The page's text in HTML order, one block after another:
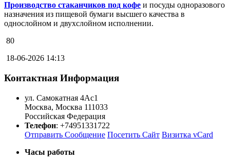
Производство стаканчиков под кофе и посуды одноразового
назначения из пищевой бумаги высшего качества в
однослойном и двухслойном исполнении.
80
18-06-2026 14:13
Контактная Информация
ул. Самокатная 4Ас1
Москва, Москва 111033
Российская Федерация
Телефон: +74951331722
Отправить Сообщение Посетить Сайт Визитка vCard
Часы работы